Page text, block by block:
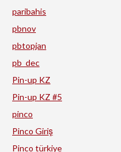
paribahis
pbnov
pbtopjan
pb_dec
Pin-up KZ
Pin-up KZ #5
pinco
Pinco Giriş
Pinco türkiye